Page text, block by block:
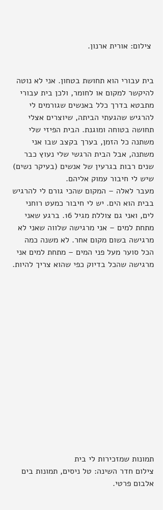
בית עבורי הוא תחושת בטחון. אני לא נוטה
להיקשר למקום או לחומר, ולכן בית עבורי
מתבטא בדרך כלל באנשים שגורמים לי
להרגיש שהגעתי הביתה, שיוצרים אצלי
תחושה בטוחה ומוגנת. הבית הפיזי שלי
משתנה כל הזמן, בערך בקצב שבו אני
משתנה, אבל הבית הרגשי שלי נעוץ כבר
שנים רבות בגרעין של אנשים (בעיקר נשים)
שיש לי חיבור עמוק אליהם.
מעבר לאלה – המקום שהכי גורם לי להרגיש
בבית הוא הים. יש לי חיבור כמעט רוחני
לים, ואני גם צוללת מגיל 16. ברגע שאני
מתחת למים – אני מרגישה שלווה שאני לא
מרגישה בשום מקום אחר. לא משנה כמה
הכל סוער מעל פני המים – מתחת למים אני
מרגישה שהכל בדיוק כפי שהוא צריך להיות.
תמונות שמזכירות לי בית
צילום חדר השינה: טל ניסים, תמונות בים
אלבום פרטי.